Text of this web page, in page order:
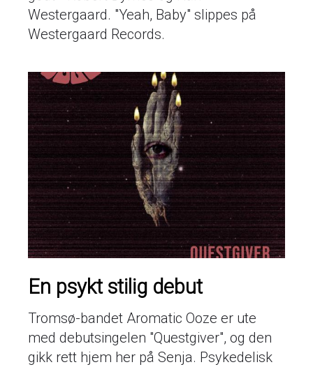
Westergaard. "Yeah, Baby" slippes på
Westergaard Records.
En psykt stilig debut
Tromsø-bandet Aromatic Ooze er ute
med debutsingelen "Questgiver", og den
gikk rett hjem her på Senja. Psykedelisk